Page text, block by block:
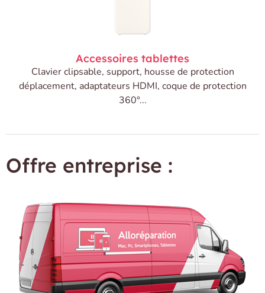
Accessoires tablettes
Clavier clipsable, support, housse de protection
déplacement, adaptateurs HDMI, coque de protection
360°...
Offre entreprise :